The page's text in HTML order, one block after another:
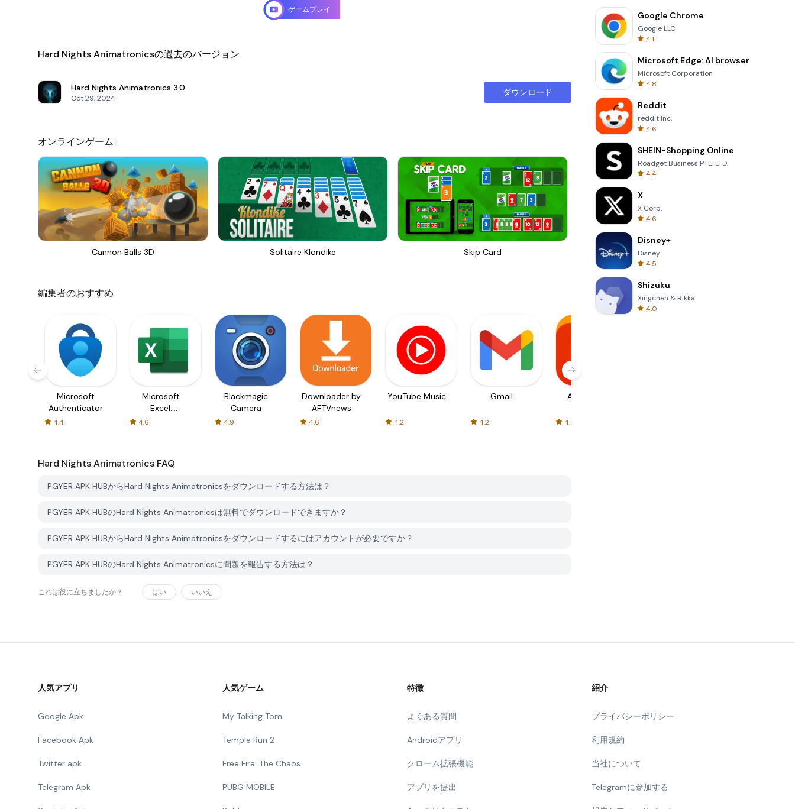
ゲームプレイ
Hard Nights Animatronicsの過去のバージョン
Hard Nights Animatronics 3.0
Oct 29, 2024
ダウンロード
オンラインゲーム
Cannon Balls 3D Solitaire Klondike Skip Card One Stroke
編集者のおすすめ
Microsoft
Authenticator
4.4
Microsoft
Excel:
Spreadsheets
4.6
Blackmagic
Camera
4.9
Downloader by
AFTVnews
4.6
YouTube Music
4.2
Gmail
4.2
AliExpress
4.5
Hard Nights Animatronics FAQ
PGYER APK HUBからHard Nights Animatronicsをダウンロードする方法は？
PGYER APK HUBのHard Nights Animatronicsは無料でダウンロードできますか？
PGYER APK HUBからHard Nights Animatronicsをダウンロードするにはアカウントが必要ですか？
PGYER APK HUBのHard Nights Animatronicsに問題を報告する方法は？
これは役に立ちましたか？ はい いいえ
Google Chrome
Google LLC
4.1
Microsoft Edge: AI browser
Microsoft Corporation
4.8
Reddit
reddit Inc.
4.6
SHEIN-Shopping Online
Roadget Business PTE. LTD.
4.4
X
X Corp.
4.6
Disney+
Disney
4.5
Shizuku
Xingchen & Rikka
4.0
人気アプリ
Google Apk
Facebook Apk
Twitter apk
Telegram Apk
人気ゲーム
My Talking Tom
Temple Run 2
Free Fire: The Chaos
PUBG MOBILE
特徴
よくある質問
Androidアプリ
クローム拡張機能
アプリを提出
紹介
プライバシーポリシー
利用規約
当社について
Telegramに参加する